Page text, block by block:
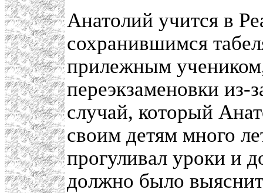
Анатолий учится в
сохранившимся
прилежным
переэкзаменовки из-
случай, который
своим детям много
прогуливал уроки и
должно было